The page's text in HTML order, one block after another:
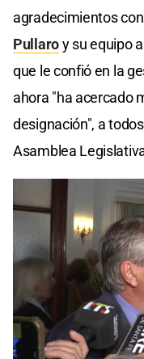
agradecimientos
Pullaroy su equipo
que le confió en la
ahora "ha acercado
designación", a
Asamblea